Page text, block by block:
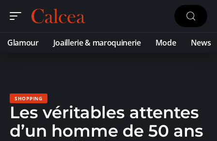
Glamour Joaillerie & maroquinerie Mode News
SHOPPING
Les véritables attentes
d’un homme de 50 ans